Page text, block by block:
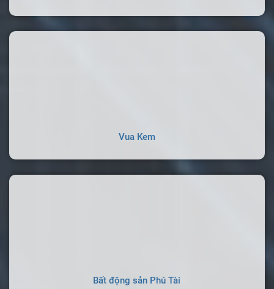
Vua Kem
Bất động sản Phú Tài